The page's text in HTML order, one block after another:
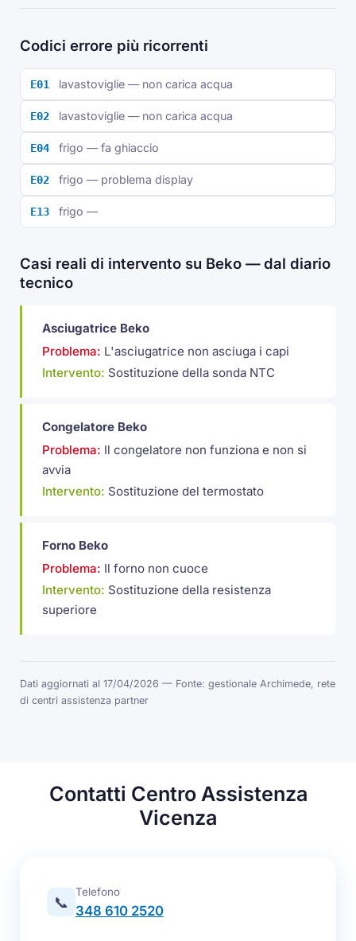
Codici errore più ricorrenti
E01 lavastoviglie — non carica acqua
E02 lavastoviglie — non carica acqua
E04 frigo — fa ghiaccio
E02 frigo — problema display
E13 frigo —
Casi reali di intervento su Beko — dal diario
tecnico
Asciugatrice Beko
Problema: L'asciugatrice non asciuga i capi
Intervento: Sostituzione della sonda NTC
Congelatore Beko
Problema: Il congelatore non funziona e non si
avvia
Intervento: Sostituzione del termostato
Forno Beko
Problema: Il forno non cuoce
Intervento: Sostituzione della resistenza
superiore
Dati aggiornati al 17/04/2026 — Fonte: gestionale Archimede, rete
di centri assistenza partner
Contatti Centro Assistenza
Vicenza
📞
Telefono
348 610 2520